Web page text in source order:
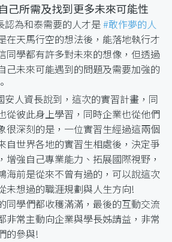
己所需及找到更多未來可能性
認為和泰需要的人才是#敢作夢的人
在天馬行空的想法後，能落地執行才
同學都有許多對未來的想像，但透過
己未來可能遇到的問題及需要加強的
安人資長說到，這次的實習計畫，同
從彼此身上學習，同時企業也從他們
很深刻的是，一位實習生經過這兩個
自世界各地的實習生相處後，決定爭
增強自己專業能力、拓展國際視野，
海前是從來不曾有過的，可以說這次
未想過的職涯規劃與人生方向!
同學們都收穫滿滿，最後的互動交流
非常主動向企業與學長姊請益，非常
的參與!